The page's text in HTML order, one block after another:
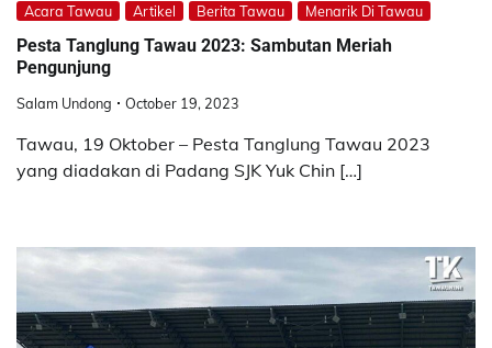
Acara Tawau Artikel Berita Tawau Menarik Di Tawau
Pesta Tanglung Tawau 2023: Sambutan Meriah
Pengunjung
Salam Undong October 19, 2023
Tawau, 19 Oktober – Pesta Tanglung Tawau 2023
yang diadakan di Padang SJK Yuk Chin […]